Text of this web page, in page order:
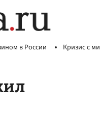
в России Кризис с